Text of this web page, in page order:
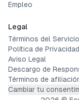
Empleo
Legal
Términos del Servicio
Política de Privacidad
Aviso Legal
Descargo de
Términos de
Cambiar tu